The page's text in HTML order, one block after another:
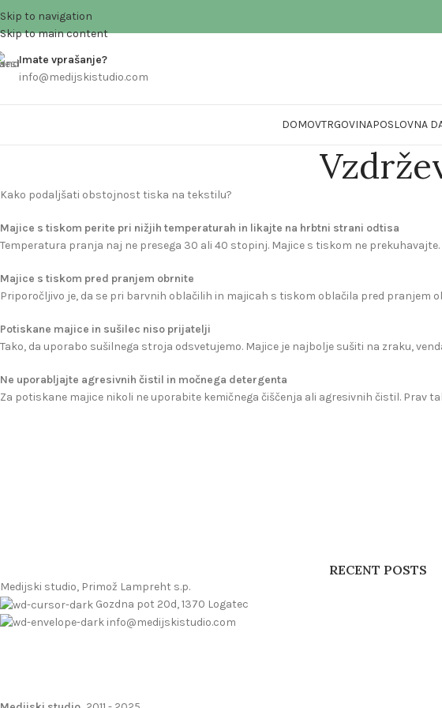
Skip to navigation
Skip to main content
Imate vprašanje?
info@medijskistudio.com
DOMOVTRGOVINAPOSLOVNA
Kako podaljšati obstojnost tiska na tekstilu?
Majice s tiskom perite pri nižjih temperaturah in likajte na hrbtni strani odtisa
Temperatura pranja naj ne presega 30 ali 40 stopinj. Majice s tiskom ne
Majice s tiskom pred pranjem obrnite
Priporočljivo je, da se pri barvnih oblačilih in majicah s tiskom oblačila pred pranjem
Potiskane majice in sušilec niso prijatelji
Tako, da uporabo sušilnega stroja odsvetujemo. Majice je najbolje sušiti na zraku,
Ne uporabljajte agresivnih čistil in močnega detergenta
Za potiskane majice nikoli ne uporabite kemičnega čiščenja ali agresivnih čistil. Prav
Medijski studio, Primož Lampreht s.p.
Gozdna pot 20d, 1370 Logatec
info@medijskistudio.com
RECENT POSTS